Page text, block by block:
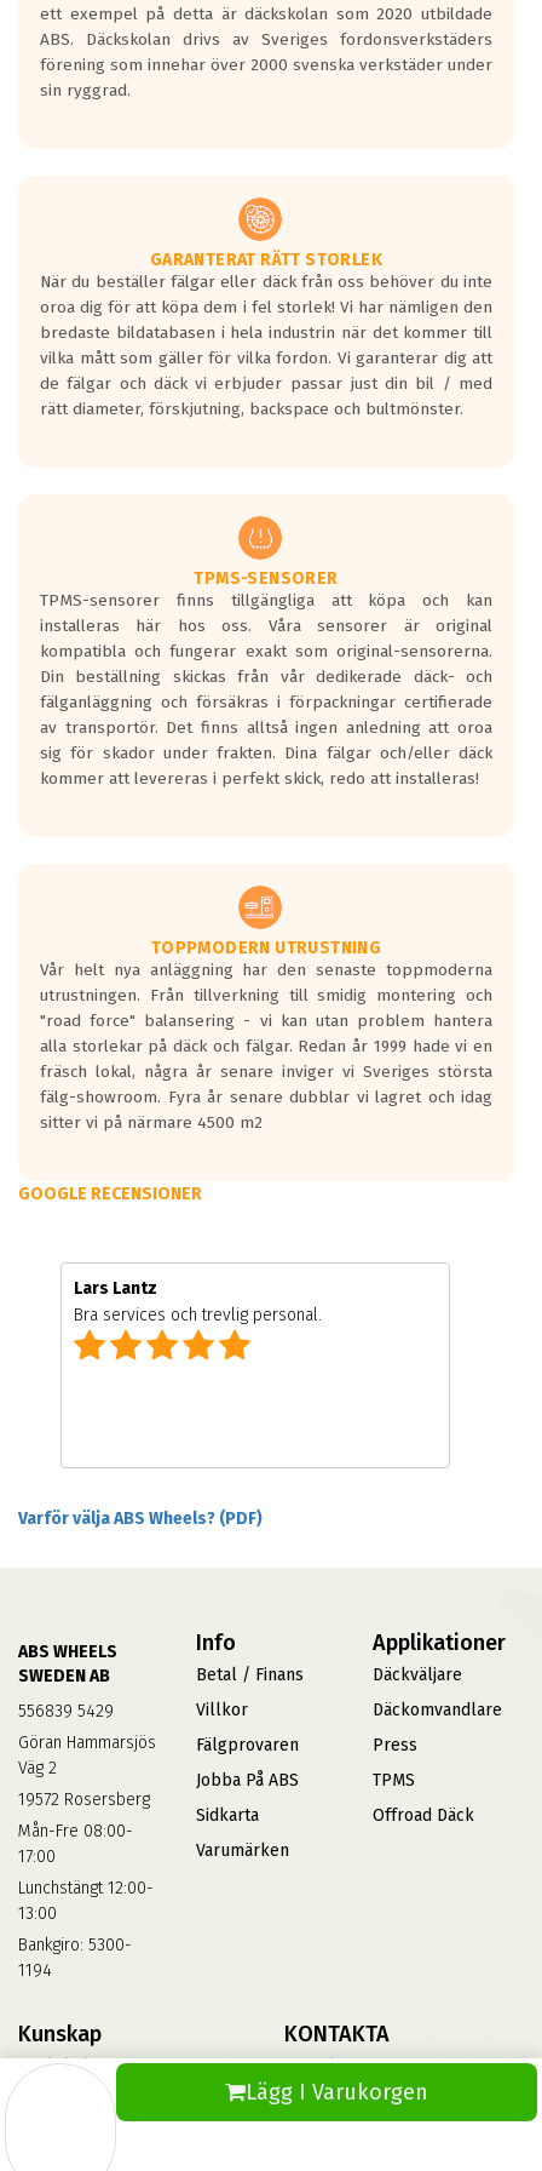
Lägg I Varukorgen
ett exempel på detta är däckskolan som 2020 utbildade
ABS. Däckskolan drivs av Sveriges fordonsverkstäders
förening som innehar över 2000 svenska verkstäder under
sin ryggrad.
GARANTERAT RÄTT STORLEK
När du beställer fälgar eller däck från oss behöver du inte
oroa dig för att köpa dem i fel storlek! Vi har nämligen den
bredaste bildatabasen i hela industrin när det kommer till
vilka mått som gäller för vilka fordon. Vi garanterar dig att
de fälgar och däck vi erbjuder passar just din bil / med
rätt diameter, förskjutning, backspace och bultmönster.
TPMS-SENSORER
TPMS-sensorer finns tillgängliga att köpa och kan
installeras här hos oss. Våra sensorer är original
kompatibla och fungerar exakt som original-sensorerna.
Din beställning skickas från vår dedikerade däck- och
fälganläggning och försäkras i förpackningar certifierade
av transportör. Det finns alltså ingen anledning att oroa
sig för skador under frakten. Dina fälgar och/eller däck
kommer att levereras i perfekt skick, redo att installeras!
TOPPMODERN UTRUSTNING
Vår helt nya anläggning har den senaste toppmoderna
utrustningen. Från tillverkning till smidig montering och
"road force" balansering - vi kan utan problem hantera
alla storlekar på däck och fälgar. Redan år 1999 hade vi en
fräsch lokal, några år senare inviger vi Sveriges största
fälg-showroom. Fyra år senare dubblar vi lagret och idag
sitter vi på närmare 4500 m2
GOOGLE RECENSIONER
Lars Lantz
Bra services och trevlig personal.
Varför välja ABS Wheels? (PDF)
ABS WHEELS
SWEDEN AB
556839 5429
Göran Hammarsjös
Väg 2
19572 Rosersberg
Mån-Fre 08:00-
17:00
Lunchstängt 12:00-
13:00
Bankgiro: 5300-
1194
Info
Betal / Finans
Villkor
Fälgprovaren
Jobba På ABS
Sidkarta
Varumärken
Applikationer
Däckväljare
Däckomvandlare
Press
TPMS
Offroad Däck
Kunskap
Däckskola
KONTAKTA
Kontakta Oss
Vinterdäck